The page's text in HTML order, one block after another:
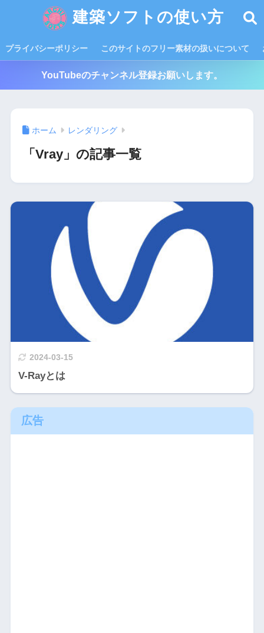
建築ソフトの使い方
プライバシーポリシー このサイトのフリー素材の扱いについて
YouTubeのチャンネル登録お願いします。
ホーム レンダリング
「Vray」の記事一覧
2024-03-15
V-Rayとは
広告